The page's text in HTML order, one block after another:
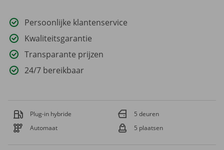
Persoonlijke klantenservice
Kwaliteitsgarantie
Transparante prijzen
24/7 bereikbaar
Plug-in hybride
5 deuren
Automaat
5 plaatsen